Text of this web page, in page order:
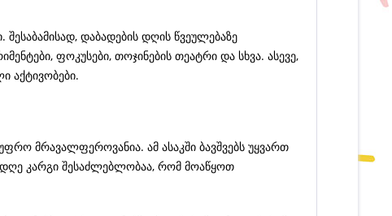
შესაბამისად, დაბადების დღის წვეულებაზე
ფოკუსები, თოჯინების თეატრი და სხვა. ასევე,
აქტივობები.
მრავალფეროვანია. ამ ასაკში ბავშვებს უყვართ
დღე კარგი შესაძლებლობაა, რომ მოაწყოთ